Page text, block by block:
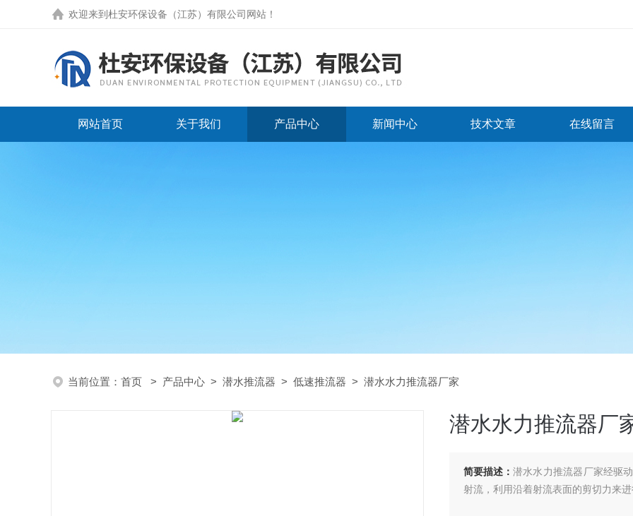
欢迎来到 杜安环保设备（江苏）有限公司网站 ！
网站首页 关于我们 产品中心 新闻中心 技术文章 在线留言
当前位置： 首页 > 产品中心 > 潜水推流器 > 低速推流器 > 潜水水力推流器厂家
潜水水力推流器厂
简要描述： 潜水水力推流器厂家经驱
射流，利用沿着射流表面的剪切力来